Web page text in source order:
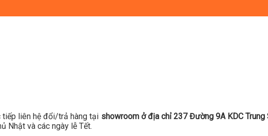
tiếp liên hệ đổi/trả hàng tại showroom ở địa chỉ 237 Đường 9A KDC Trung
Nhật và các ngày lễ Tết.